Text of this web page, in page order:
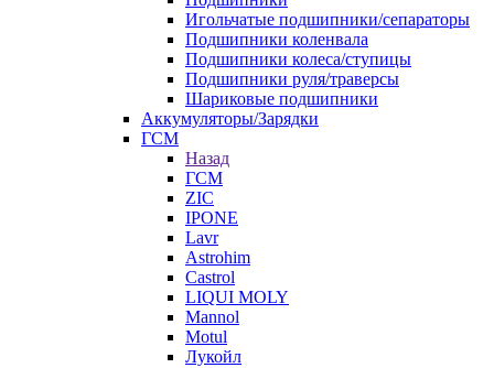
Игольчатые подшипники/сепараторы
Подшипники коленвала
Подшипники колеса/ступицы
Подшипники руля/траверсы
Шариковые подшипники
Аккумуляторы/Зарядки
ГСМ
Назад
ГСМ
ZIC
IPONE
Lavr
Astrohim
Castrol
LIQUI MOLY
Mannol
Motul
Лукойл